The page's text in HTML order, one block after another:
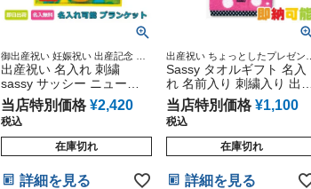
御出産祝い 妊娠祝い 出産記念 ベ
ビーグッズ 赤ちゃん 誕生日 乳児
幼児 新生児 知育 遊具
出産祝い 名入れ 刺繍
sassy サッシー ニューマ
イヤー ブランケット Ｓ ハ
ッピー ドライブ 男の子 女
の子 ギフト キャラクター
豪華 インスタ
当店特別価格 ¥2,420
税込
在庫切れ
詳細を見る
出産祝い ちょっとしたプレゼント
に最適 フェイスタオル 出産祝い
Sassy タオルギフト 名入
れ 名前入り 刺繍入り 出産
祝い フェイスタオル ピン
ク
当店特別価格 ¥1,100
税込
在庫切れ
詳細を見る